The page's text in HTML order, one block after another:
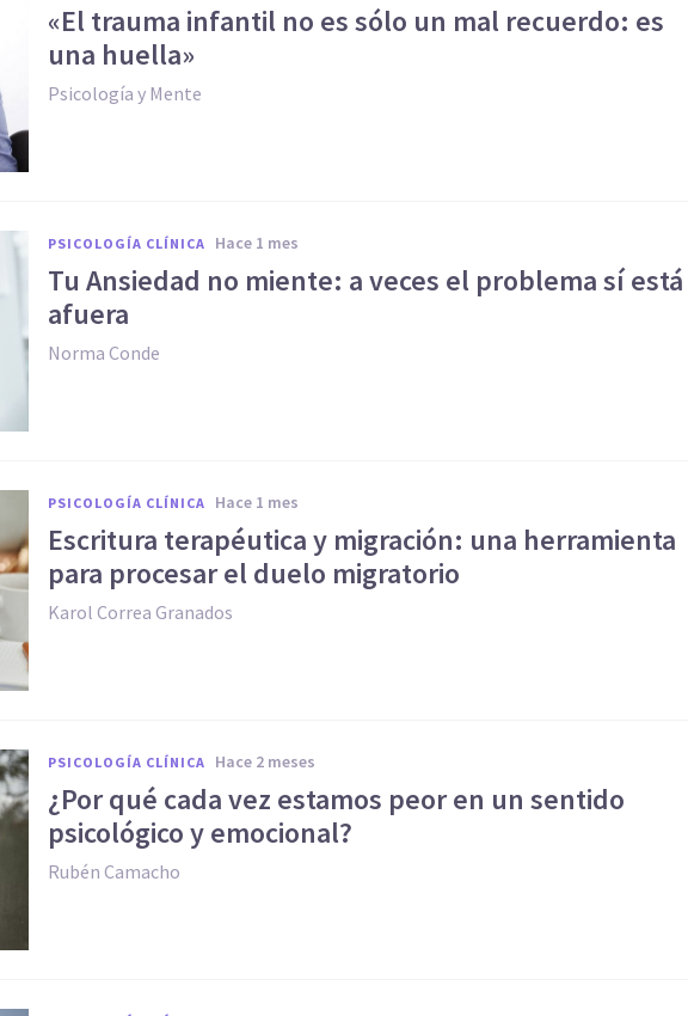
«El trauma infantil no es sólo un mal recuerdo: es
una huella»
Psicología y Mente
PSICOLOGÍA CLÍNICA hace 1 mes
Tu Ansiedad no miente: a veces el problema sí está
afuera
Norma Conde
PSICOLOGÍA CLÍNICA hace 1 mes
Escritura terapéutica y migración: una herramienta
para procesar el duelo migratorio
Karol Correa Granados
PSICOLOGÍA CLÍNICA hace 2 meses
¿Por qué cada vez estamos peor en un sentido
psicológico y emocional?
Rubén Camacho